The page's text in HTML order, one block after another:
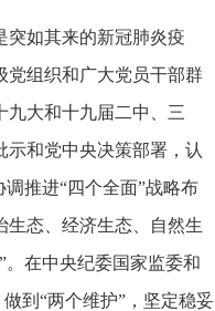
突如其来的新冠肺炎疫
党组织和广大党员干部群
九大和十九届二中、三
和党中央决策部署，认
推进“四个全面”战略布
生态、经济生态、自然生
在中央纪委国家监委和
到“两个维护”，坚定稳妥